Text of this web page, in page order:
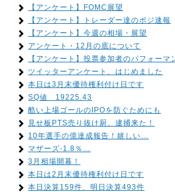
【アンケート】FOMC展望
【アンケート】トレーダー達のポジ速報
【アンケート】今週の相場・展望
アンケート・12月の底について
【アンケート】投票参加者のパフォーマ
ツイッターアンケート、はじめました
本日は3月末優待権利付け日です
SQ値 19225.43
酷い上場ゴールのIPOを防ぐためにも
見せ板PTS売り抜け厨、逮捕来た！
10年選手の億達成報告！嬉しい…
マザーズ-1.8％…
3月相場開幕！
本日は2月末優待権利付け日です
本日決算159件、明日決算493件